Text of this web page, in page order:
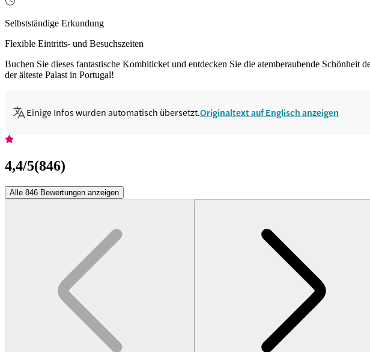
Selbstständige Erkundung
Flexible Eintritts- und Besuchszeiten
Buchen Sie dieses fantastische Kombiticket und entdecken Sie die atemberaubende
der älteste Palast in Portugal!
Einige Infos wurden automatisch übersetzt.Originaltext auf Englisch anzeigen
4,4/5(846)
Alle 846 Bewertungen anzeigen